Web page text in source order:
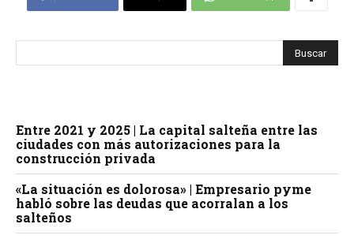
Entre 2021 y 2025 | La capital salteña entre las
ciudades con más autorizaciones para la
construcción privada
«La situación es dolorosa» | Empresario pyme
habló sobre las deudas que acorralan a los
salteños